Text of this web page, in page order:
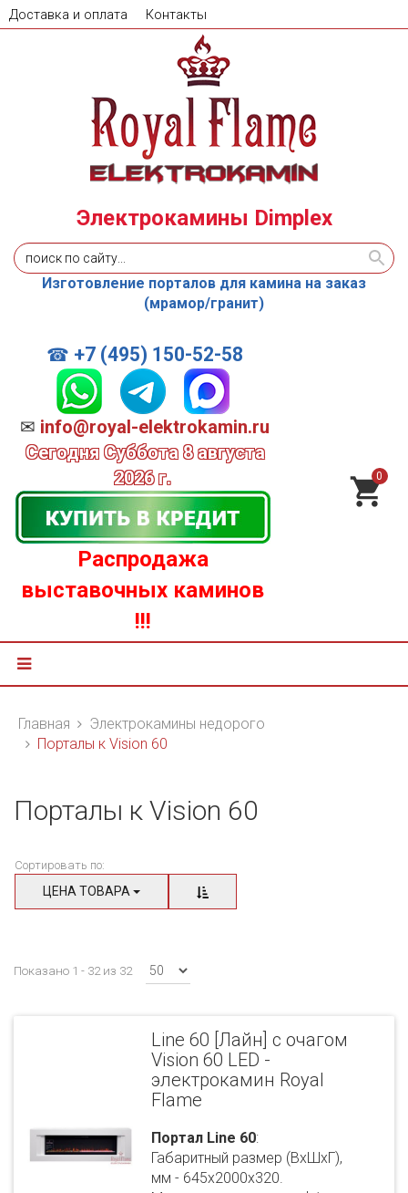
Доставка и оплата Контакты
☎ +7 (495) 150-52-58
✉ info@royal-elektrokamin.ru
Сегодня Суббота 8 августа
2026 г.
Распродажа
выставочных каминов
!!!
Электрокамины Dimplex
Изготовление порталов для камина на заказ
(мрамор/гранит)
0
Главная
Электрокамины недорого
Порталы к Vision 60
Порталы к Vision 60
Сортировать по:
ЦЕНА ТОВАРА
Показано 1 - 32 из 32
Line 60 [Лайн] с очагом
Vision 60 LED -
электрокамин Royal
Flame
Портал Line 60:
Габаритный размер (ВхШхГ),
мм - 645х2000х320.